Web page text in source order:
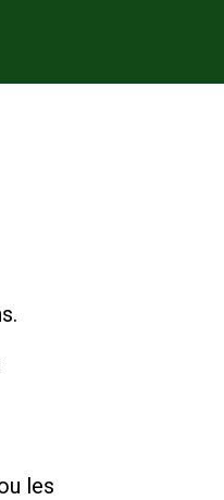
les